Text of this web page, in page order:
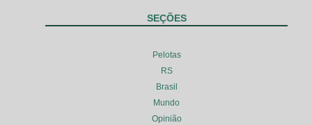
SEÇÕES
Pelotas
RS
Brasil
Mundo
Opinião